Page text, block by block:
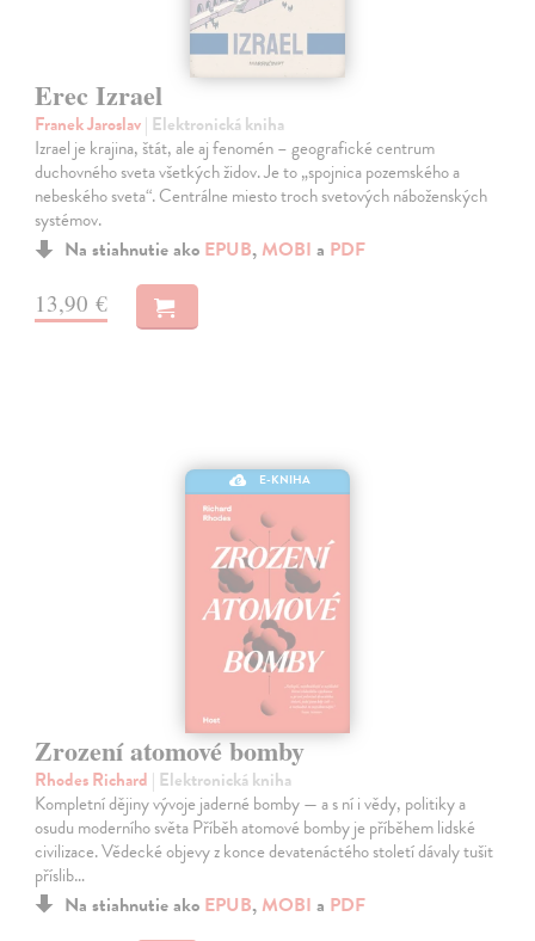
Erec Izrael
Franek Jaroslav| Elektronická kniha
Izrael je krajina, štát, ale aj fenomén – geografické centrum
duchovného sveta všetkých židov. Je to „spojnica pozemského a
nebeského sveta“. Centrálne miesto troch svetových náboženských
systémov.
Na stiahnutie ako EPUB, MOBI a PDF
13,90 €
E-KNIHA
Zrození atomové bomby
Rhodes Richard | Elektronická kniha
Kompletní dějiny vývoje jaderné bomby — a s ní i vědy, politiky a
osudu moderního světa Příběh atomové bomby je příběhem lidské
civilizace. Vědecké objevy z konce devatenáctého století dávaly tušit
příslib…
Na stiahnutie ako EPUB, MOBI a PDF